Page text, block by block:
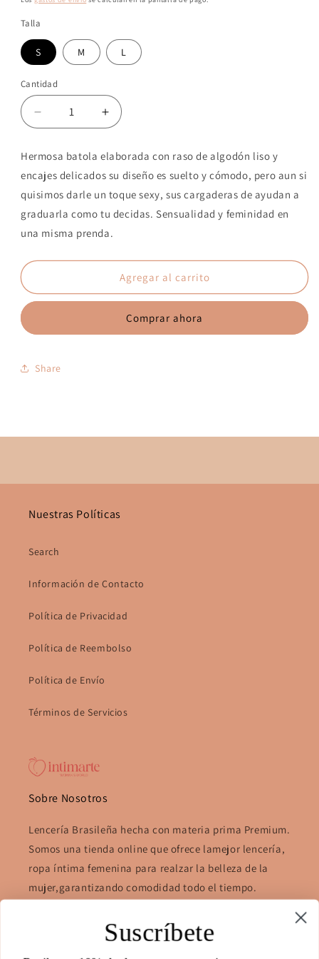
Talla
S M L
Cantidad
Reducir
cantidad
PETALA
BLANCA
Aumentar
cantidad
PETALA
BLANCA
Hermosa batola elaborada con raso de algodón liso y
encajes delicados su diseño es suelto y cómodo, pero aun si
quisimos darle un toque sexy, sus cargaderas de ayudan a
graduarla como tu decidas. Sensualidad y feminidad en
una misma prenda.
Agregar al carrito
Comprar ahora
Share
Nuestras Políticas
Search
Información de Contacto
Política de Privacidad
Política de Reembolso
Política de Envío
Términos de Servicios
Sobre Nosotros
Lencería Brasileña hecha con materia prima Premium.
Somos una tienda online que ofrece lamejor lencería,
ropa íntima femenina para realzar la belleza de la
mujer,garantizando comodidad todo el tiempo.
Show room; PH. El Mare, torre 2000, Plaza Edison,
Panamá city. cel +507 6310-2422
Suscríbete